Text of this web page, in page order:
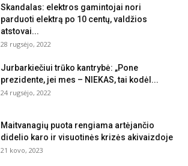
Skandalas: elektros gamintojai nori
parduoti elektrą po 10 centų, valdžios
atstovai...
28 rugsėjo, 2022
Jurbarkiečiui trūko kantrybė: „Pone
prezidente, jei mes – NIEKAS, tai kodėl...
24 rugsėjo, 2022
Maitvanagių puota rengiama artėjančio
didelio karo ir visuotinės krizės akivaizdoje
21 kovo, 2023